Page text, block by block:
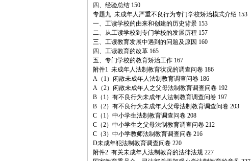
四、经验总结 150
专题九 未成年人严重不良行为专门学校矫治模式介绍 153
一、工读学校的由来和创建的历史背景 153
二、从工读学校到专门学校的发展历程 157
三、工读教育发展中遇到的问题及原因 160
四、工读教育的改革 165
五、专门学校的教育矫治工作 167
附件1 未成年人法制教育状况的调查问卷 186
A（1）闲散未成年人法制教育调查问卷 186
A（2）闲散未成年人之父母法制教育调查问卷 192
B（1）有不良行为未成年人法制教育调查问卷 197
B（2）有不良行为未成年人父母法制教育调查问卷 203
C（1）中小学生法制教育调查问卷 208
C（2）中小学生之父母法制教育调查问卷 212
C（3）中小学教师法制教育调查问卷 216
D未成年犯法制教育调查问卷 220
附件2 有关未成年人法制教育的法律法规 227